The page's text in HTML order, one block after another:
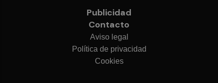
Publicidad
Contacto
Aviso legal
Política de privacidad
Cookies